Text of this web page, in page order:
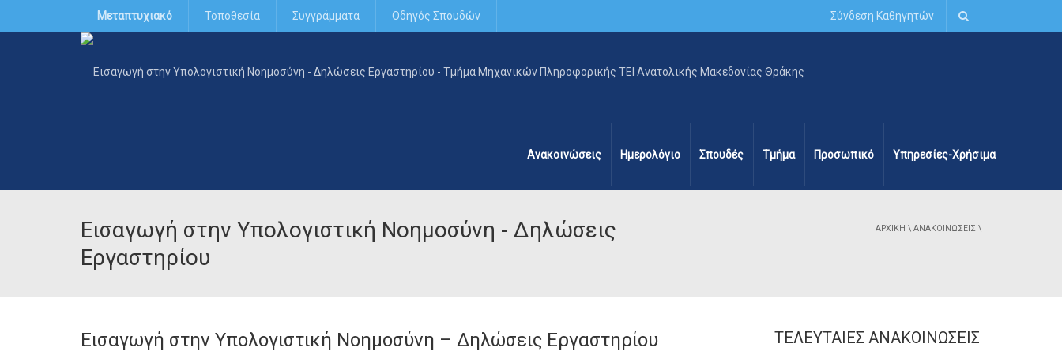
Μεταπτυχιακό Τοποθεσία Συγγράμματα Οδηγός Σπουδών Σύνδεση Καθηγητών
Ανακοινώσεις Ημερολόγιο Σπουδές Τμήμα Προσωπικό Υπηρεσίες-Χρήσιμα
Εισαγωγή στην Υπολογιστική Νοημοσύνη - Δηλώσεις
Εργαστηρίου
ΑΡΧΙΚΉ \ ΑΝΑΚΟΙΝΏΣΕΙΣ \
Εισαγωγή στην Υπολογιστική Νοημοσύνη – Δηλώσεις Εργαστηρίου ΤΕΛΕΥΤΑΊΕΣ ΑΝΑΚΟΙΝΏΣΕΙΣ